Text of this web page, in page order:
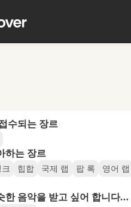
수되는 장르
하는 장르
힙합 국제 랩 팝 록 영어 랩
한 음악을 받고 싶어 합니다…